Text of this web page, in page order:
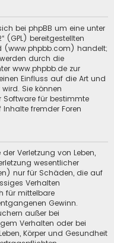
bei phpBB um eine unter
“ (GPL) bereitgestellten
(www.phpbb.com) handelt;
durch die
www.phpbb.de zur
Einfluss auf die Art und
Sie können
Software für bestimmte
fremder Foren
Verletzung von Leben,
wesentlicher
nur für Schäden, die auf
Verhalten
für mittelbare
Gewinn.
außer bei
Verhalten oder bei
Körper und Gesundheit